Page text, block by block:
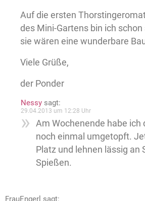
Auf die ersten
des Mini-Gartens bin ich
sie wären eine wunderbare
Viele Grüße,
der Ponder
Nessy sagt:
29.04.2013 um 12:28 Uhr
Am Wochenende habe ich
noch einmal umgetopft.
Platz und lehnen lässig an
Spießen.
FrauEngerl sagt: